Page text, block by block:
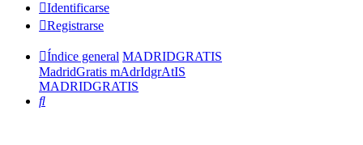
Identificarse
Registrarse
Índice general MADRIDGRATIS
MadridGratis mAdrIdgrAtIS
MADRIDGRATIS
Buscar